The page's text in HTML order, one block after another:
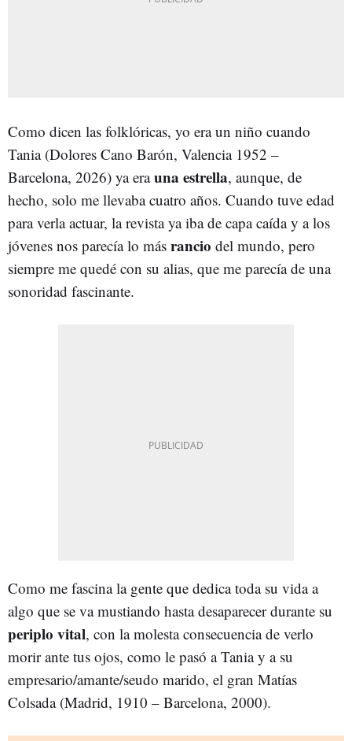
Como dicen las folklóricas, yo era un niño cuando
Tania (Dolores Cano Barón, Valencia 1952 –
Barcelona, 2026) ya erauna estrella, aunque, de
hecho, solo me llevaba cuatro años. Cuando tuve edad
para verla actuar, la revista ya iba de capa caída y a los
jóvenes nos parecía lo más rancio del mundo, pero
siempre me quedé con su alias, que me parecía de una
sonoridad fascinante.
Como me fascina la gente que dedica toda su vida a
algo que se va mustiando hasta desaparecer durante su
periplo vital, con la molesta consecuencia de verlo
morir ante tus ojos, como le pasó a Tania y a su
empresario/amante/seudo marido, el gran Matías
Colsada (Madrid, 1910 – Barcelona, 2000).